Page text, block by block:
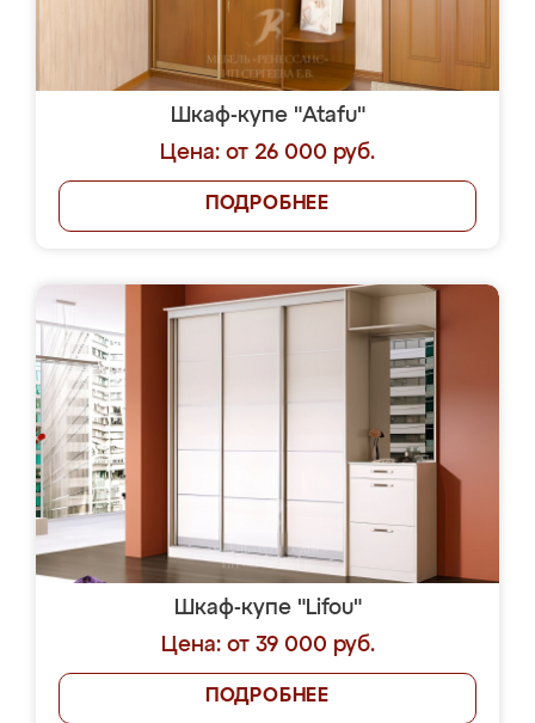
Шкаф-купе "Atafu"
Цена: от 26 000 руб.
ПОДРОБНЕЕ
Шкаф-купе "Lifou"
Цена: от 39 000 руб.
ПОДРОБНЕЕ